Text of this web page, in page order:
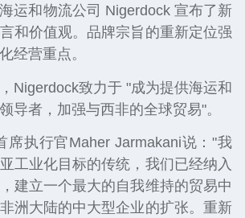
运和物流公司 Nigerdock 宣布了新
和价值观。品牌宗旨的重新定位强
经营重点。
Nigerdock致力于 "成为提供海运和
导者，加强与西非的全球贸易"。
席执行官Maher Jarmakani说："我
工业化目标的传统，我们已经纳入
建立一个最大的自我维持的贸易中
洲大陆的中大型企业的扩张。重新